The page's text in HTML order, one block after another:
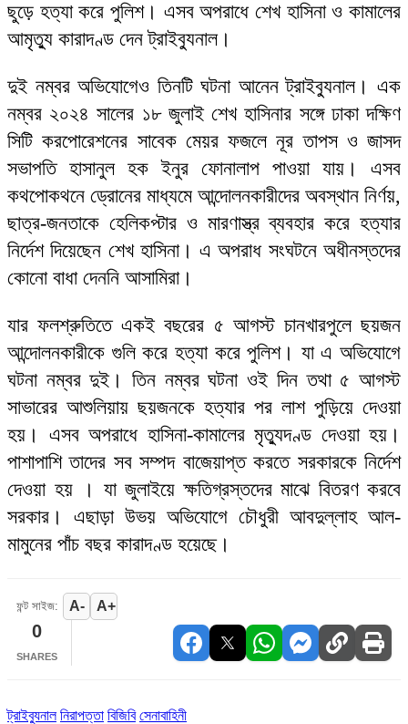
ছুড়ে হত্যা করে পুলিশ। এসব অপরাধে শেখ হাসিনা ও কামালের
আমৃত্যু কারাদণ্ড দেন ট্রাইব্যুনাল।
দুই নম্বর অভিযোগেও তিনটি ঘটনা আনেন ট্রাইব্যুনাল। এক
নম্বর ২০২৪ সালের ১৮ জুলাই শেখ হাসিনার সঙ্গে ঢাকা দক্ষিণ
সিটি করপোরেশনের সাবেক মেয়র ফজলে নূর তাপস ও জাসদ
সভাপতি হাসানুল হক ইনুর ফোনালাপ পাওয়া যায়। এসব
কথপোকথনে ড্রোনের মাধ্যমে আন্দোলনকারীদের অবস্থান নির্ণয়,
ছাত্র-জনতাকে হেলিকপ্টার ও মারণাস্ত্র ব্যবহার করে হত্যার
নির্দেশ দিয়েছেন শেখ হাসিনা। এ অপরাধ সংঘটনে অধীনস্তদের
কোনো বাধা দেননি আসামিরা।
যার ফলশ্রুতিতে একই বছরের ৫ আগস্ট চানখারপুলে ছয়জন
আন্দোলনকারীকে গুলি করে হত্যা করে পুলিশ। যা এ অভিযোগে
ঘটনা নম্বর দুই। তিন নম্বর ঘটনা ওই দিন তথা ৫ আগস্ট
সাভারের আশুলিয়ায় ছয়জনকে হত্যার পর লাশ পুড়িয়ে দেওয়া
হয়। এসব অপরাধে হাসিনা-কামালের মৃত্যুদণ্ড দেওয়া হয়।
পাশাপাশি তাদের সব সম্পদ বাজেয়াপ্ত করতে সরকারকে নির্দেশ
দেওয়া হয় । যা জুলাইয়ে ক্ষতিগ্রস্তদের মাঝে বিতরণ করবে
সরকার। এছাড়া উভয় অভিযোগে চৌধুরী আবদুল্লাহ আল-
মামুনের পাঁচ বছর কারাদণ্ড হয়েছে।
ফন্ট সাইজ: A- A+
0
SHARES
ট্রাইব্যুনাল নিরাপত্তা বিজিবি সেনাবাহিনী